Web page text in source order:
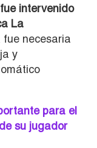
intervenido
La
necesaria
y
para el
su jugador